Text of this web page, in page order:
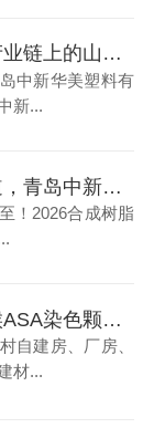
青岛财经网：产业链上的山东好品牌·青岛新力量，“塑”造先进制造业钢筋铁骨
中新华美塑料有
新...
聚力新材料赛道，青岛中新华美与您相聚无锡2026合成树脂新材料装备展
！2026合成树脂
树脂瓦专用耐候ASA染色颗粒，户外屋面长效优选材料
自建房、厂房、
材...